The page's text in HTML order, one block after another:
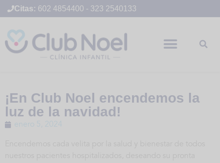
Citas: 602 4854400 - 323 2540133
¡En Club Noel encendemos la
luz de la navidad!
enero 5, 2024